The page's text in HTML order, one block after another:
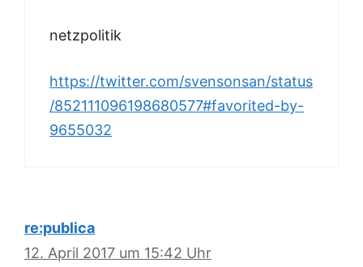
netzpolitik
https://twitter.com/svensonsan/status
/852111096198680577#favorited-by-
9655032
re:publica
12. April 2017 um 15:42 Uhr